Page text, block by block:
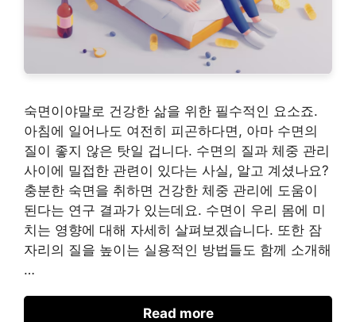
숙면이야말로 건강한 삶을 위한 필수적인 요소죠.
아침에 일어나도 여전히 피곤하다면, 아마 수면의
질이 좋지 않은 탓일 겁니다. 수면의 질과 체중 관리
사이에 밀접한 관련이 있다는 사실, 알고 계셨나요?
충분한 숙면을 취하면 건강한 체중 관리에 도움이
된다는 연구 결과가 있는데요. 수면이 우리 몸에 미
치는 영향에 대해 자세히 살펴보겠습니다. 또한 잠
자리의 질을 높이는 실용적인 방법들도 함께 소개해
…
Read more